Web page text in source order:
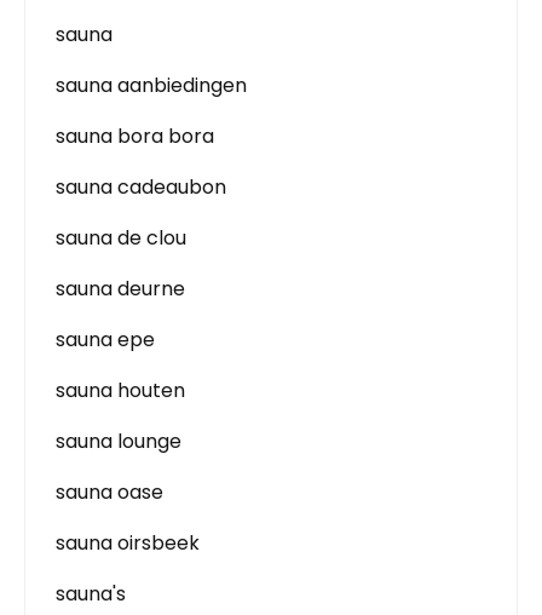
sauna
sauna aanbiedingen
sauna bora bora
sauna cadeaubon
sauna de clou
sauna deurne
sauna epe
sauna houten
sauna lounge
sauna oase
sauna oirsbeek
sauna's